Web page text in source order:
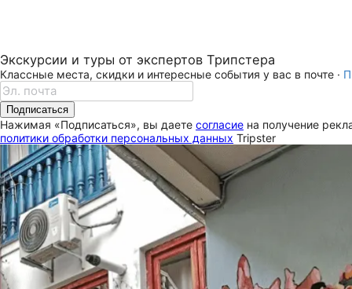
Экскурсии и туры от экспертов Трипстера
Классные места, скидки и интересные события у вас в почте ·
Подписаться
Нажимая «Подписаться», вы даете согласие на получение
политики обработки персональных данных Tripster